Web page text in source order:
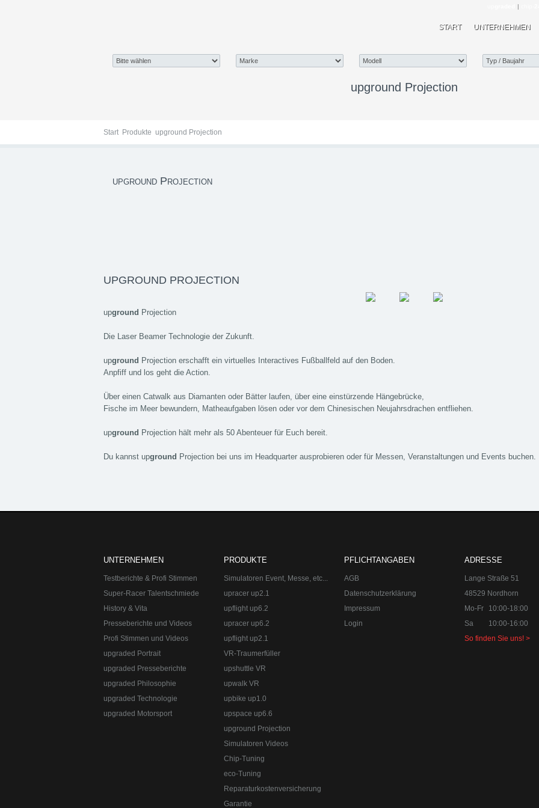
UNTERNEHMEN
START
|
upground Projection
Start Produkte upground Projection
upground Projection
UPGROUND PROJECTION
upground Projection
Die Laser Beamer Technologie der Zukunft.
upground Projection erschafft ein virtuelles Interactives Fußballfeld auf den Boden.
Anpfiff und los geht die Action.
Über einen Catwalk aus Diamanten oder Bätter laufen, über eine einstürzende Hängebrücke,
Fische im Meer bewundern, Matheaufgaben lösen oder vor dem Chinesischen Neujahrsdrachen entfliehen.
upground Projection hält mehr als 50 Abenteuer für Euch bereit.
Du kannst upground Projection bei uns im Headquarter ausprobieren oder für Messen, Veranstaltungen und Events buchen.
upracer by upgraded Automotive GmbH - ein upgraded automotive group Tuningpoint. Der Spezialist für
upgraded Automotive Group
www.upgraded.de
Straße:Lange Straße 51 48529 Nordhorn
UNTERNEHMEN
Testberichte & Profi Stimmen
Super-Racer Talentschmiede
History & Vita
Presseberichte und Videos
Profi Stimmen und Videos
upgraded Portrait
upgraded Presseberichte
upgraded Philosophie
upgraded Technologie
upgraded Motorsport
PRODUKTE
Simulatoren Event, Messe, etc...
upracer up2.1
upflight up6.2
upracer up6.2
upflight up2.1
VR-Traumerfüller
upshuttle VR
upwalk VR
upbike up1.0
upspace up6.6
upground Projection
Simulatoren Videos
Chip-Tuning
eco-Tuning
Reparaturkostenversicherung
Garantie
PFLICHTANGABEN
AGB
Datenschutzerklärung
Impressum
Login
ADRESSE
Lange Straße 51
48529 Nordhorn
Mo-Fr
10:00-18:00
Sa
10:00-16:00
So finden Sie uns! >